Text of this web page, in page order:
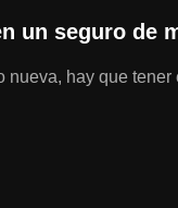
un seguro de
nueva, hay que